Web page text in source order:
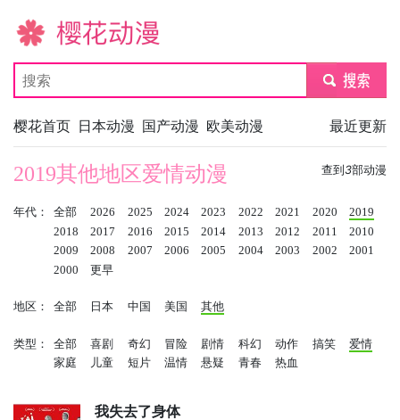
樱花动漫
submit
樱花首页 日本动漫 国产动漫 欧美动漫 最近更新
查到 3部动漫
2019其他地区爱情动漫
年代： 全部 2026 2025 2024 2023 2022 2021 2020
2019
2018
2017 2016 2015 2014 2013 2012 2011
2010
2009
2008 2007 2006 2005 2004 2003 2002
2001
2000
更早
地区： 全部 日本 中国 美国 其他
类型： 全部 喜剧 奇幻 冒险 剧情 科幻 动作 搞笑
爱情
家庭
儿童 短片 温情 悬疑 青春 热血
我失去了身体